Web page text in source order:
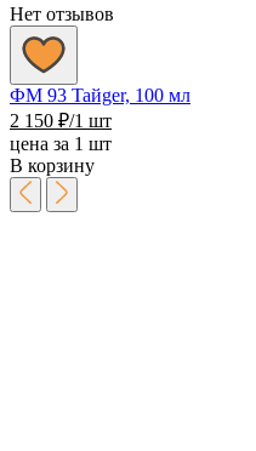
Нет отзывов
ФМ 93 Taйger, 100 мл
2 150 ₽/1 шт
цена за 1 шт
В корзину